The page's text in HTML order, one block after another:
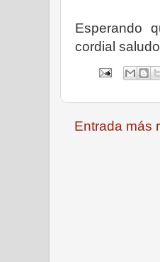
Esperando
cordial
Entrada más